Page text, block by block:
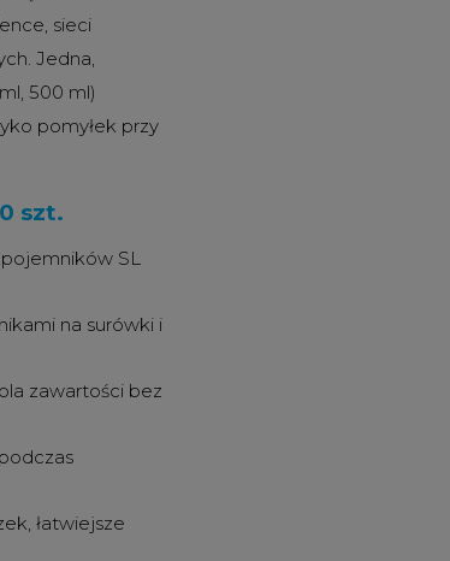
sieci
Jedna,
500 ml)
pomyłek przy
szt.
SL
na surówki i
zawartości bez
łatwiejsze